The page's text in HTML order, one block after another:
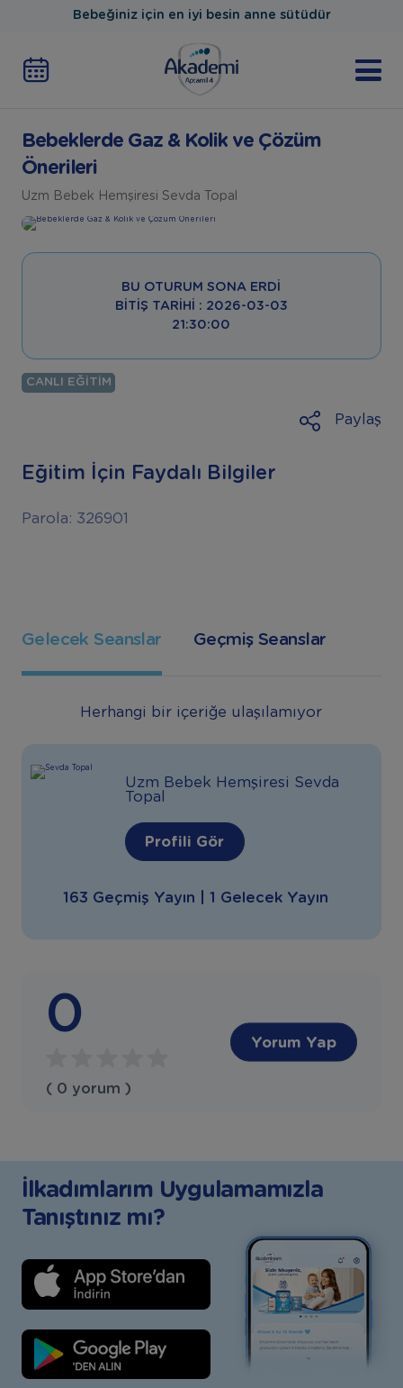
Bebeğiniz için en iyi besin anne sütüdür
Bebeklerde Gaz & Kolik ve Çözüm
Önerileri
Uzm Bebek Hemşiresi Sevda Topal
BU OTURUM SONA ERDI
BITIŞ TARIHI : 2026-03-03
21:30:00
CANLI EĞITIM
Paylaş
Eğitim İçin Faydalı Bilgiler
Parola: 326901
Gelecek Seanslar Geçmiş Seanslar
Herhangi bir içeriğe ulaşılamıyor
Uzm Bebek Hemşiresi Sevda
Topal
Profili Gör
163 Geçmiş Yayın | 1 Gelecek Yayın
0
( 0 yorum )
Yorum Yap
İlkadımlarım Uygulamamızla
Tanıştınız mı?